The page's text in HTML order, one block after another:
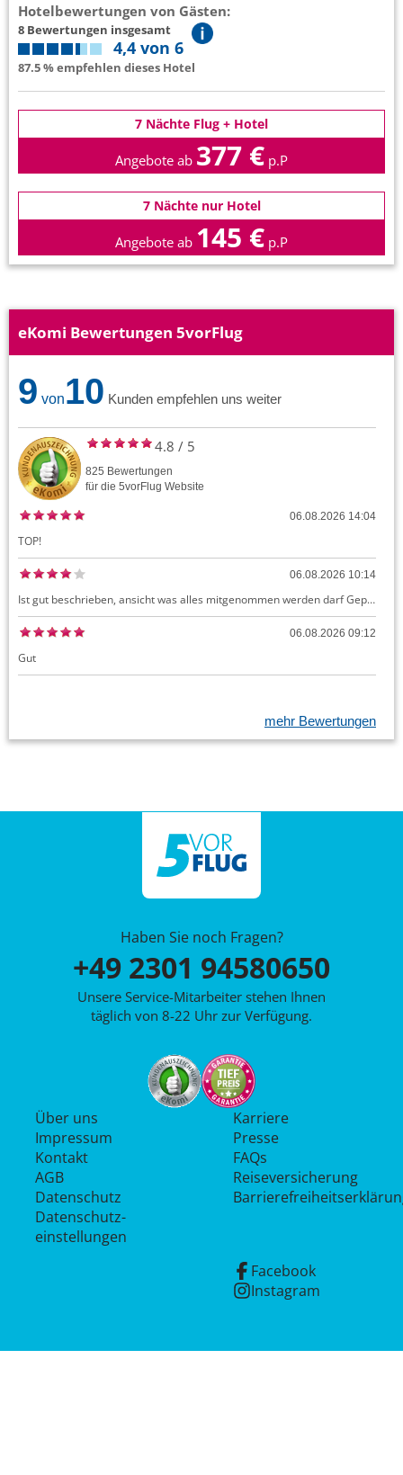
Hotelbewertungen von Gästen:
8 Bewertungen insgesamt
4,4 von 6
87.5 % empfehlen dieses Hotel
7 Nächte Flug + Hotel
Angebote ab 377 € p.P
7 Nächte nur Hotel
Angebote ab 145 € p.P
eKomi Bewertungen 5vorFlug
9 von10 Kunden empfehlen uns weiter
4.8 / 5
825 Bewertungen
für die 5vorFlug Website
06.08.2026 14:04
TOP!
06.08.2026 10:14
Ist gut beschrieben, ansicht was alles mitgenommen werden darf Gepäck dürfte auch kostenloses Handgepäck umfassen, ansonsten sehr easy zu machen
06.08.2026 09:12
Gut
mehr Bewertungen
Haben Sie noch Fragen?
+49 2301 94580650
Unsere Service-Mitarbeiter stehen Ihnen
täglich von 8-22 Uhr zur Verfügung.
Über uns
Impressum
Kontakt
AGB
Datenschutz
Datenschutz­
einstellungen
Karriere
Presse
FAQs
Reiseversicherung
Facebook
Instagram